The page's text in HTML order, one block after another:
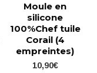
Moule en
silicone
100%Chef tuile
Corail (4
empreintes)
10,90€